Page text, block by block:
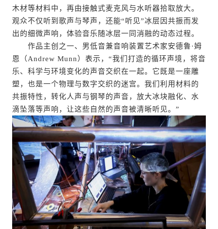
木材等材料中，再由接触式麦克风与水听器拾取放大。
观众不仅听到歌声与琴声，还能“听见”冰层因共振而发
出的细微声响，体验音乐随冰层一同消融的动态过程。
作品主创之一、男低音兼音响装置艺术家安德鲁·姆
恩（Andrew Munn）表示，“我们打造的循环声境，将音
乐、科学与环境变化的声音交织在一起。它既是一座雕
塑，也是一个物理与数字交织的迷宫。我们利用材料的
共振特性，转化人声与钢琴的声音，放大冰块融化、水
滴坠落等声响，让这些自然的声音被清晰听见。”